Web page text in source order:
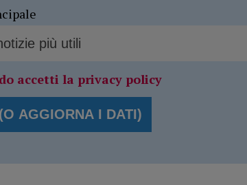
accetti la privacy policy